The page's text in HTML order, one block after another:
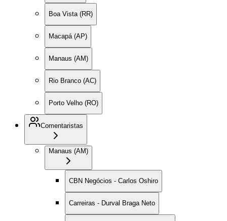
Boa Vista (RR)
Macapá (AP)
Manaus (AM)
Rio Branco (AC)
Porto Velho (RO)
Comentaristas
Manaus (AM)
CBN Negócios - Carlos Oshiro
Carreiras - Durval Braga Neto